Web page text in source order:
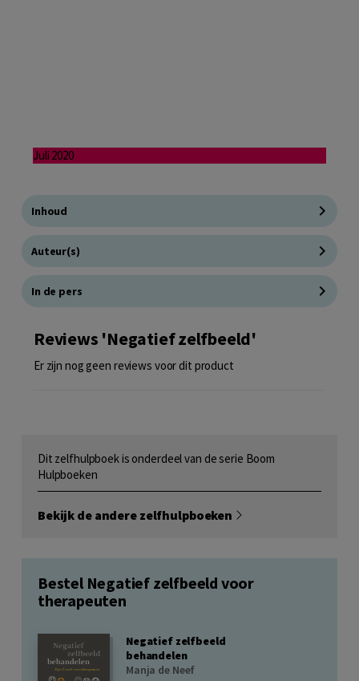
Juli 2020
Inhoud
Auteur(s)
In de pers
Reviews 'Negatief zelfbeeld'
Er zijn nog geen reviews voor dit product
Dit zelfhulpboek is onderdeel van de serie Boom
Hulpboeken
Bekijk de andere zelfhulpboeken
Bestel Negatief zelfbeeld voor
therapeuten
Negatief zelfbeeld
behandelen
Manja de Neef